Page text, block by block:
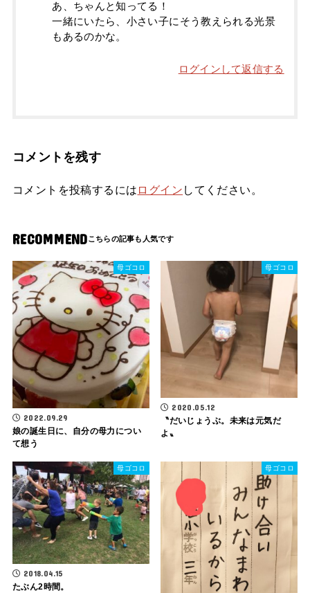
あ、ちゃんと知ってる！
一緒にいたら、小さい子にそう教えられる光景
もあるのかな。
ログインして返信する
コメントを残す
コメントを投稿するには ログイン してください。
RECOMMEND
母ゴコロ
2022.09.29
娘の誕生日に、自分の母力につい
て想う
母ゴコロ
2020.05.12
〝だいじょうぶ。未来は元気だ
よ〟
母ゴコロ
2018.04.15
たぶん2時間。
母ゴコロ